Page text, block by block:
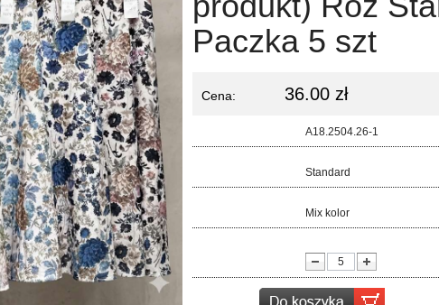
Paczka 5 szt
Cena: 36.00 zł
A18.2504.26-1
Standard
Mix kolor